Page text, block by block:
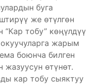
буга
же өтүлгөн
тобу” көңүлдүү
жарым
боюнча билген
өтүнөт.
кар тобу сыяктуу